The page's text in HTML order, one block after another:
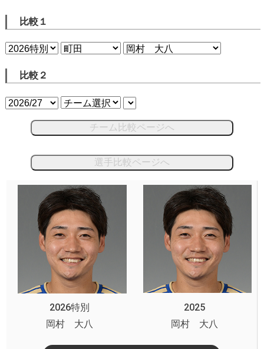
比較１
比較２
チーム比較ページへ
選手比較ページへ
2026特別
2025
岡村 大八
岡村 大八